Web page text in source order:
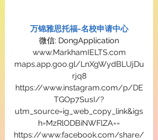
万锦雅思托福-名校申请中心
微信: DongApplication
www.MarkhamIELTS.com
maps.app.goo.gl/LnXgWydBLUjDu
rjq8
https://www.instagram.com/p/DE
TGOp7SusI/?
utm_source=ig_web_copy_link&igs
h=MzRlODBiNWFlZA==
https://www.facebook.com/share/